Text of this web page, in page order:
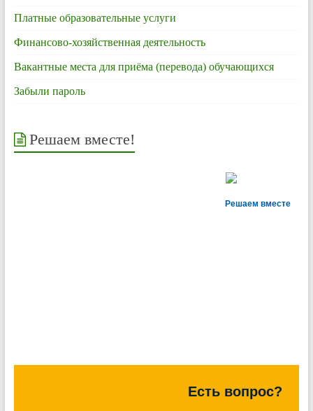
Платные образовательные услуги
Финансово-хозяйственная деятельность
Вакантные места для приёма (перевода) обучающихся
Забыли пароль
Решаем вместе!
Решаем вместе
Есть вопрос?